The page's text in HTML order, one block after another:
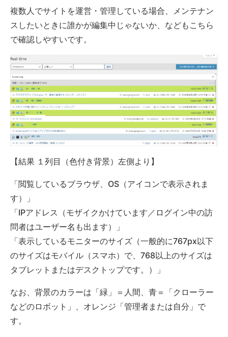
複数人でサイトを運営・管理している場合、メンテナン
スしたいときに誰かが編集中じゃないか、などもこちら
で確認しやすいです。
【結果 １列目（色付き背景）左側より】
「閲覧しているブラウザ、OS（アイコンで表示されま
す）」
「IPアドレス（モザイクかけています／ログイン中の訪
問者はユーザー名も出ます）」
「表示しているモニターのサイズ（一般的に767px以下
のサイズはモバイル（スマホ）で、768以上のサイズは
タブレットまたはデスクトップです。）」
なお、背景のカラーは「緑」＝人間、青＝「クローラー
などのロボット」、オレンジ「管理者または自分」で
す。